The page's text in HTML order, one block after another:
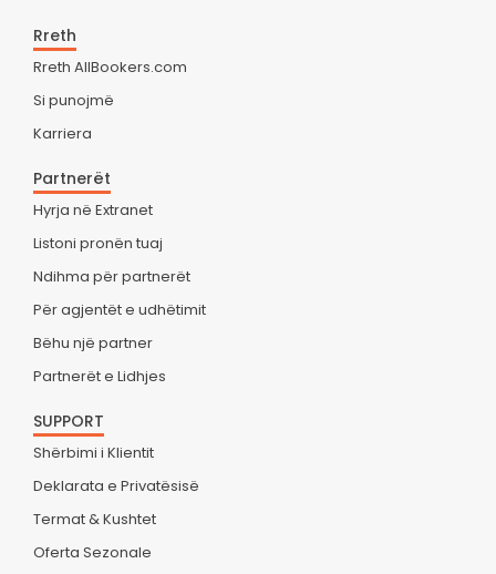
Rreth
Rreth AllBookers.com
Si punojmë
Karriera
Partnerët
Hyrja në Extranet
Listoni pronën tuaj
Ndihma për partnerët
Për agjentët e udhëtimit
Bëhu një partner
Partnerët e Lidhjes
SUPPORT
Shërbimi i Klientit
Deklarata e Privatësisë
Termat & Kushtet
Oferta Sezonale